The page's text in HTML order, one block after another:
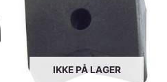
IKKE PÅ LAGER